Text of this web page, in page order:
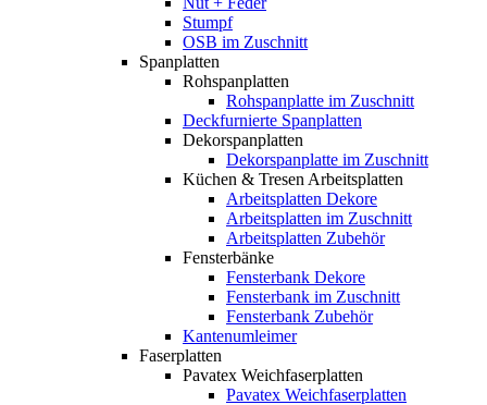
Stumpf
OSB im Zuschnitt
Spanplatten
Rohspanplatten
Rohspanplatte im Zuschnitt
Deckfurnierte Spanplatten
Dekorspanplatten
Dekorspanplatte im Zuschnitt
Küchen & Tresen Arbeitsplatten
Arbeitsplatten Dekore
Arbeitsplatten im Zuschnitt
Arbeitsplatten Zubehör
Fensterbänke
Fensterbank Dekore
Fensterbank im Zuschnitt
Fensterbank Zubehör
Kantenumleimer
Faserplatten
Pavatex Weichfaserplatten
Pavatex Weichfaserplatten